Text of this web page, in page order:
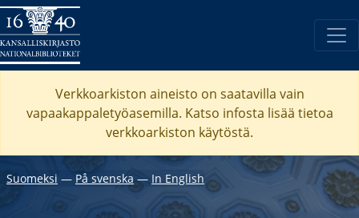
Verkkoarkiston aineisto on saatavilla vain
vapaakappaletyöasemilla. Katso infosta lisää tietoa
verkkoarkiston käytöstä.
Suomeksi ― På svenska― In English